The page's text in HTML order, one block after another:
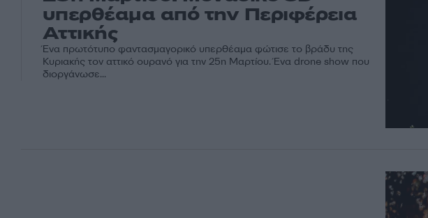
υπερθέαμα από την Περιφέρεια
Αττικής
Ένα πρωτότυπο φαντασμαγορικό υπερθέαμα φώτισε το βράδυ της
Κυριακής τον αττικό ουρανό για την 25η Μαρτίου. Ένα drone show που
διοργάνωσε...